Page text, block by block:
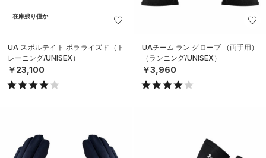
在庫残り僅か
UA スポルテイト ポラライズド（ト
レーニング/UNISEX）
￥23,100
UAチーム ラン グローブ （両手用）
（ランニング/UNISEX）
￥3,960